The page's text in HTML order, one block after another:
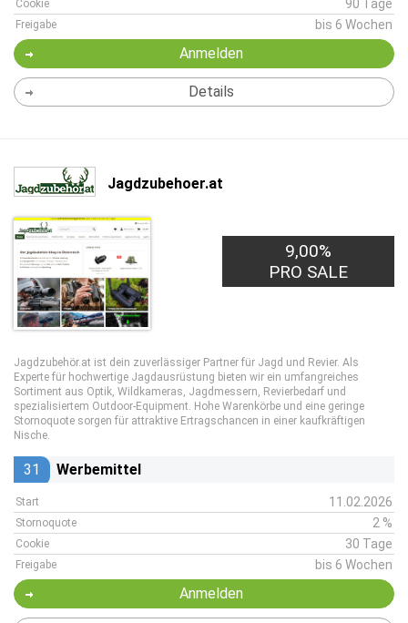
Cookie 90 Tage
Freigabe bis 6 Wochen
Anmelden
Details
Jagdzubehoer.at
9,00%
PRO SALE
Jagdzubehör.at ist dein zuverlässiger Partner für Jagd und Revier. Als
Experte für hochwertige Jagdausrüstung bieten wir ein umfangreiches
Sortiment aus Optik, Wildkameras, Jagdmessern, Revierbedarf und
spezialisiertem Outdoor-Equipment. Hohe Warenkörbe und eine geringe
Stornoquote sorgen für attraktive Ertragschancen in einer kaufkräftigen
Nische.
31 Werbemittel
Start 11.02.2026
Stornoquote 2 %
Cookie 30 Tage
Freigabe bis 6 Wochen
Anmelden